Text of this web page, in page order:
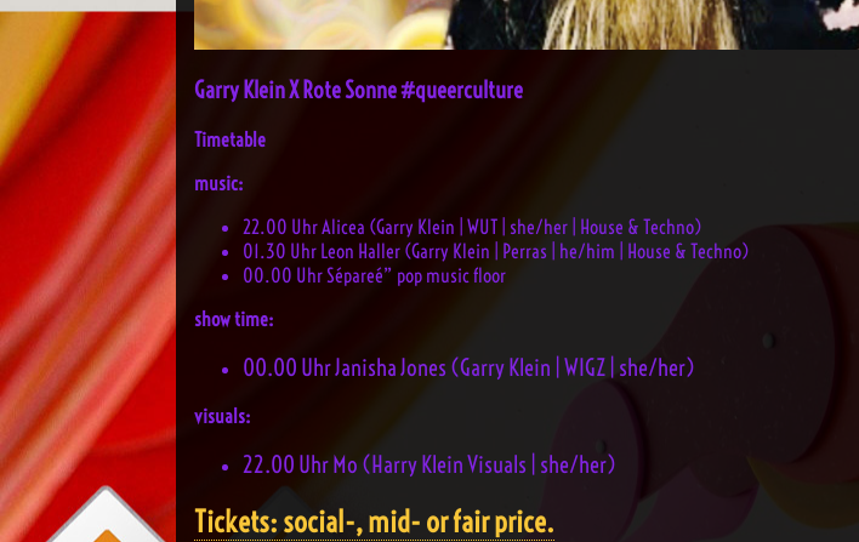
Garry Klein X Rote Sonne #queerculture
Timetable
music:
22.00 Uhr Alicea (Garry Klein | WUT | she/her | House & Techno)
01.30 Uhr Leon Haller (Garry Klein | Perras | he/him | House & Techno)
00.00 Uhr Sépareé” pop music floor
show time:
00.00 Uhr Janisha Jones (Garry Klein | WIGZ | she/her)
visuals:
22.00 Uhr Mo (Harry Klein Visuals | she/her)
Tickets: social-, mid- or fair price.